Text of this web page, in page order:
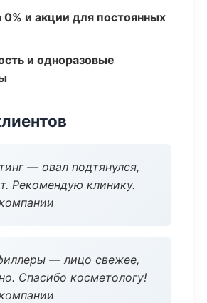
0% и акции для постоянных
и одноразовые
— овал подтянулся,
Рекомендую клинику.
— лицо свежее,
Спасибо косметологу!